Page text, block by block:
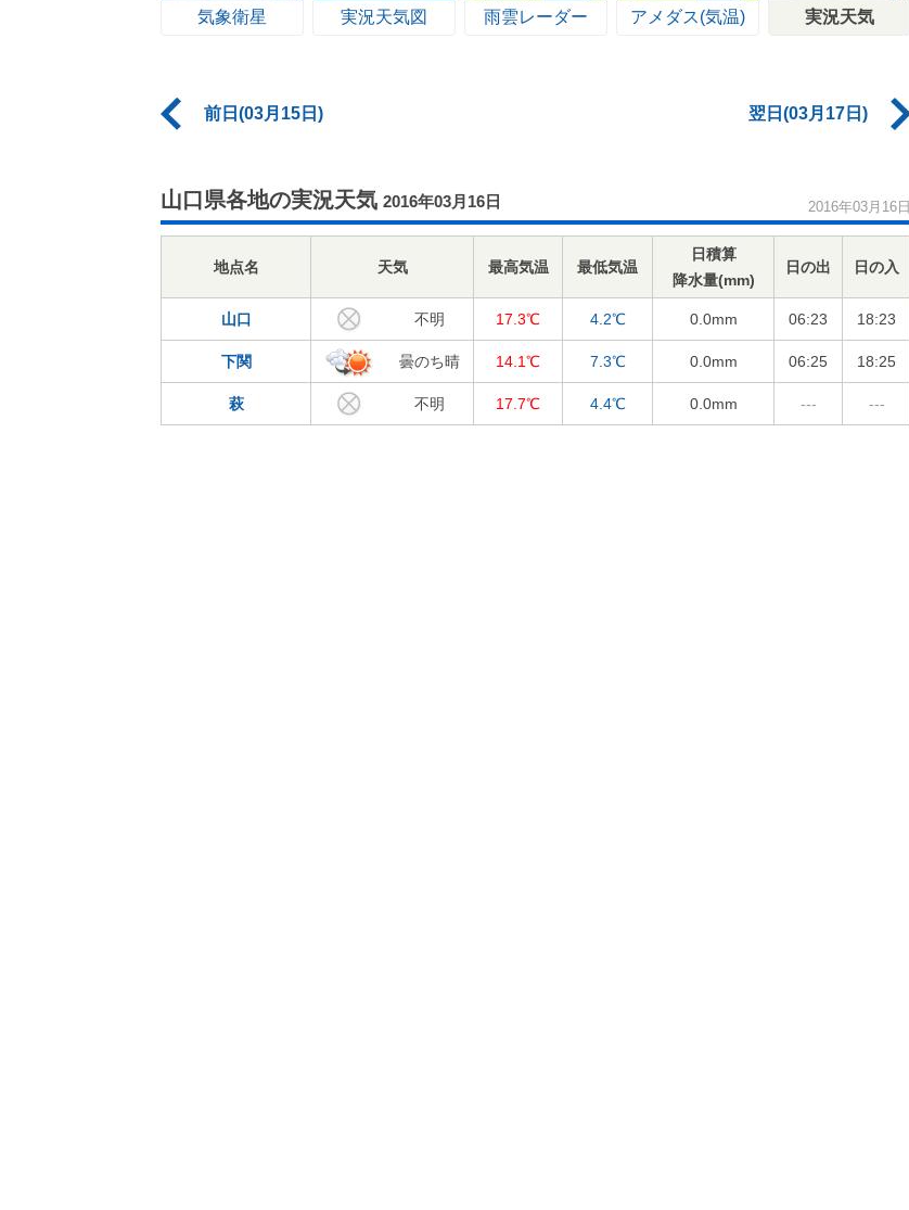
気象衛星 実況天気図 雨雲レーダー アメダス(気温) 実況天気
前日(03月15日) 翌日(03月17日)
山口県各地の実況天気 2016年03月16日 2016年03月16日
地点名 天気 最高気温 最低気温
日積算
降水量(mm)
日の出 日の入
山口 不明 17.3℃ 4.2℃ 0.0mm 06:23 18:23
下関 曇のち晴 14.1℃ 7.3℃ 0.0mm 06:25 18:25
萩 不明 17.7℃ 4.4℃ 0.0mm --- ---